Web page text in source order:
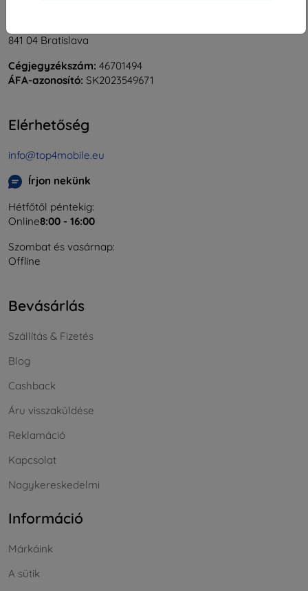
841 04 Bratislava
Cégjegyzékszám: 46701494
ÁFA-azonosító: SK2023549671
Elérhetőség
info@top4mobile.eu
Írjon nekünk
Hétfőtől péntekig:
Online8:00 - 16:00
Szombat és vasárnap:
Offline
Bevásárlás
Szállítás & Fizetés
Blog
Cashback
Áru visszaküldése
Reklamáció
Kapcsolat
Nagykereskedelmi
Információ
Márkáink
A sütik